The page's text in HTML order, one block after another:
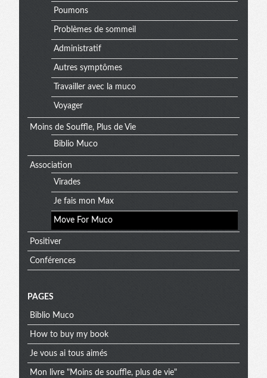
Poumons
Problèmes de sommeil
Administratif
Autres symptômes
Travailler avec la muco
Voyager
Moins de Souffle, Plus de Vie
Biblio Muco
Association
Virades
Je fais mon Max
Move For Muco
Positiver
Conférences
PAGES
Biblio Muco
How to buy my book
Je vous ai tous aimés
Mon livre "Moins de souffle, plus de vie"